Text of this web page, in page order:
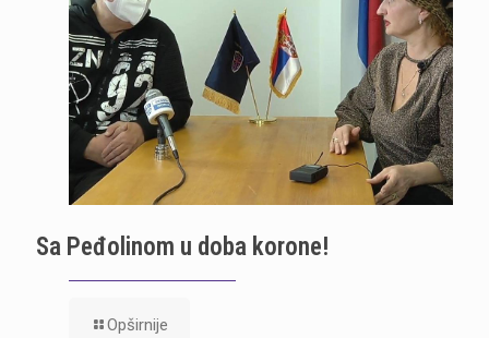
Sa Peđolinom u doba korone!
Opširnije